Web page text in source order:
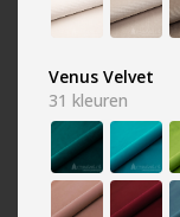
Venus Velvet
31 kleuren
088
van
24/7
binnen